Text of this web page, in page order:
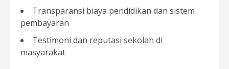
Transparansi biaya pendidikan dan sistem
pembayaran
Testimoni dan reputasi sekolah di
masyarakat